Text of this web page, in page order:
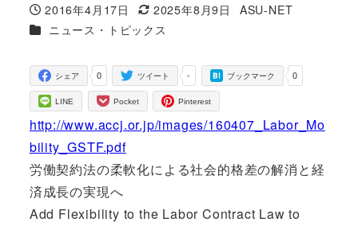
投稿日
2016年4月17日
更新日
2025年8月9日
著
ASU-NET
カテゴリー
ニュース・トピックス
0
シェア -
ツイート 0
ブックマーク
LINE Pocket Pinterest
http://www.accj.or.jp/images/160407_Labor_Mo
bility_GSTF.pdf
労働契約法の柔軟化による社会的格差の解消と経
済成長の実現へ
Add Flexibility to the Labor Contract Law to